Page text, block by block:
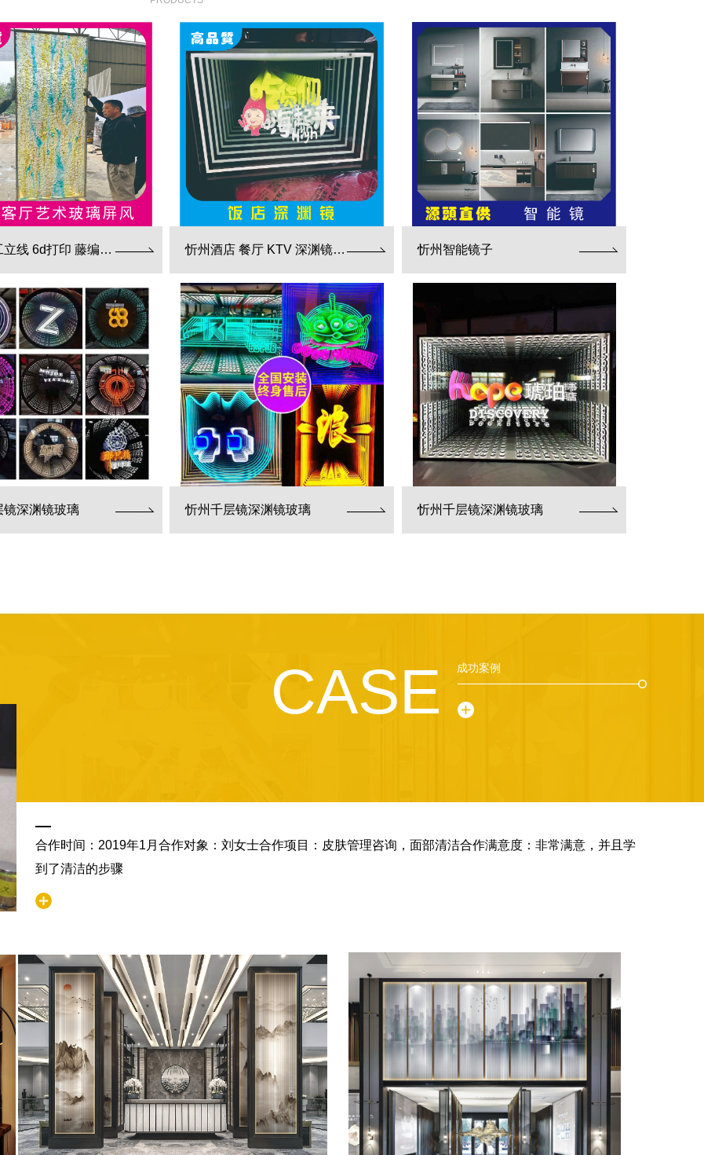
忻州手工立线 6d打印 藤编夹胶 新款 厂家直销 忻州酒店 餐厅 KTV 深渊镜彩色跑马灯 忻州智能镜子
镜深渊镜玻璃 忻州千层镜深渊镜玻璃 忻州千层镜深渊镜玻璃
成功案例
CASE
合作时间：2019年1月合作对象：刘女士合作项目：皮肤管理咨询，面部清洁合作满意度：非常满意，并且学
到了清洁的步骤